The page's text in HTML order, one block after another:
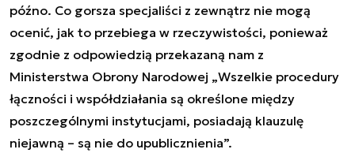
późno. Co gorsza specjaliści z zewnątrz nie mogą
ocenić, jak to przebiega w rzeczywistości, ponieważ
zgodnie z odpowiedzią przekazaną nam z
Ministerstwa Obrony Narodowej „Wszelkie procedury
łączności i współdziałania są określone między
poszczególnymi instytucjami, posiadają klauzulę
niejawną – są nie do upublicznienia”.